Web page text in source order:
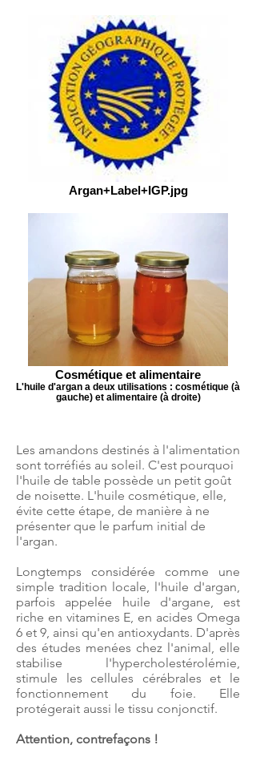
Argan+Label+IGP.jpg
Cosmétique et alimentaire
L'huile d'argan a deux utilisations : cosmétique (à
gauche) et alimentaire (à droite)
Les amandons destinés à l'alimentation
sont torréfiés au soleil. C'est pourquoi
l'huile de table possède un petit goût
de noisette. L'huile cosmétique, elle,
évite cette étape, de manière à ne
présenter que le parfum initial de
l'argan.
Longtemps considérée comme une
simple tradition locale, l'huile d'argan,
parfois appelée huile d'argane, est
riche en vitamines E, en acides Omega
6 et 9, ainsi qu'en antioxydants. D'après
des études menées chez l'animal, elle
stabilise l'hypercholestérolémie,
stimule les cellules cérébrales et le
fonctionnement du foie. Elle
protégerait aussi le tissu conjonctif.
Attention, contrefaçons !